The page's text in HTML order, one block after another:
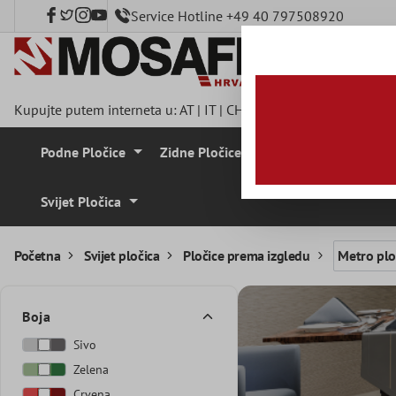
glavni sadržaj Service Hotline +49 40 797508920
Kupujte putem interneta u:AT| IT| CH
Podne Pločice Zidne Pločice
Svijet Pločica
Početna Svijet pločica Pločice prema izgledu Metro
Boja
Sivo
Zelena